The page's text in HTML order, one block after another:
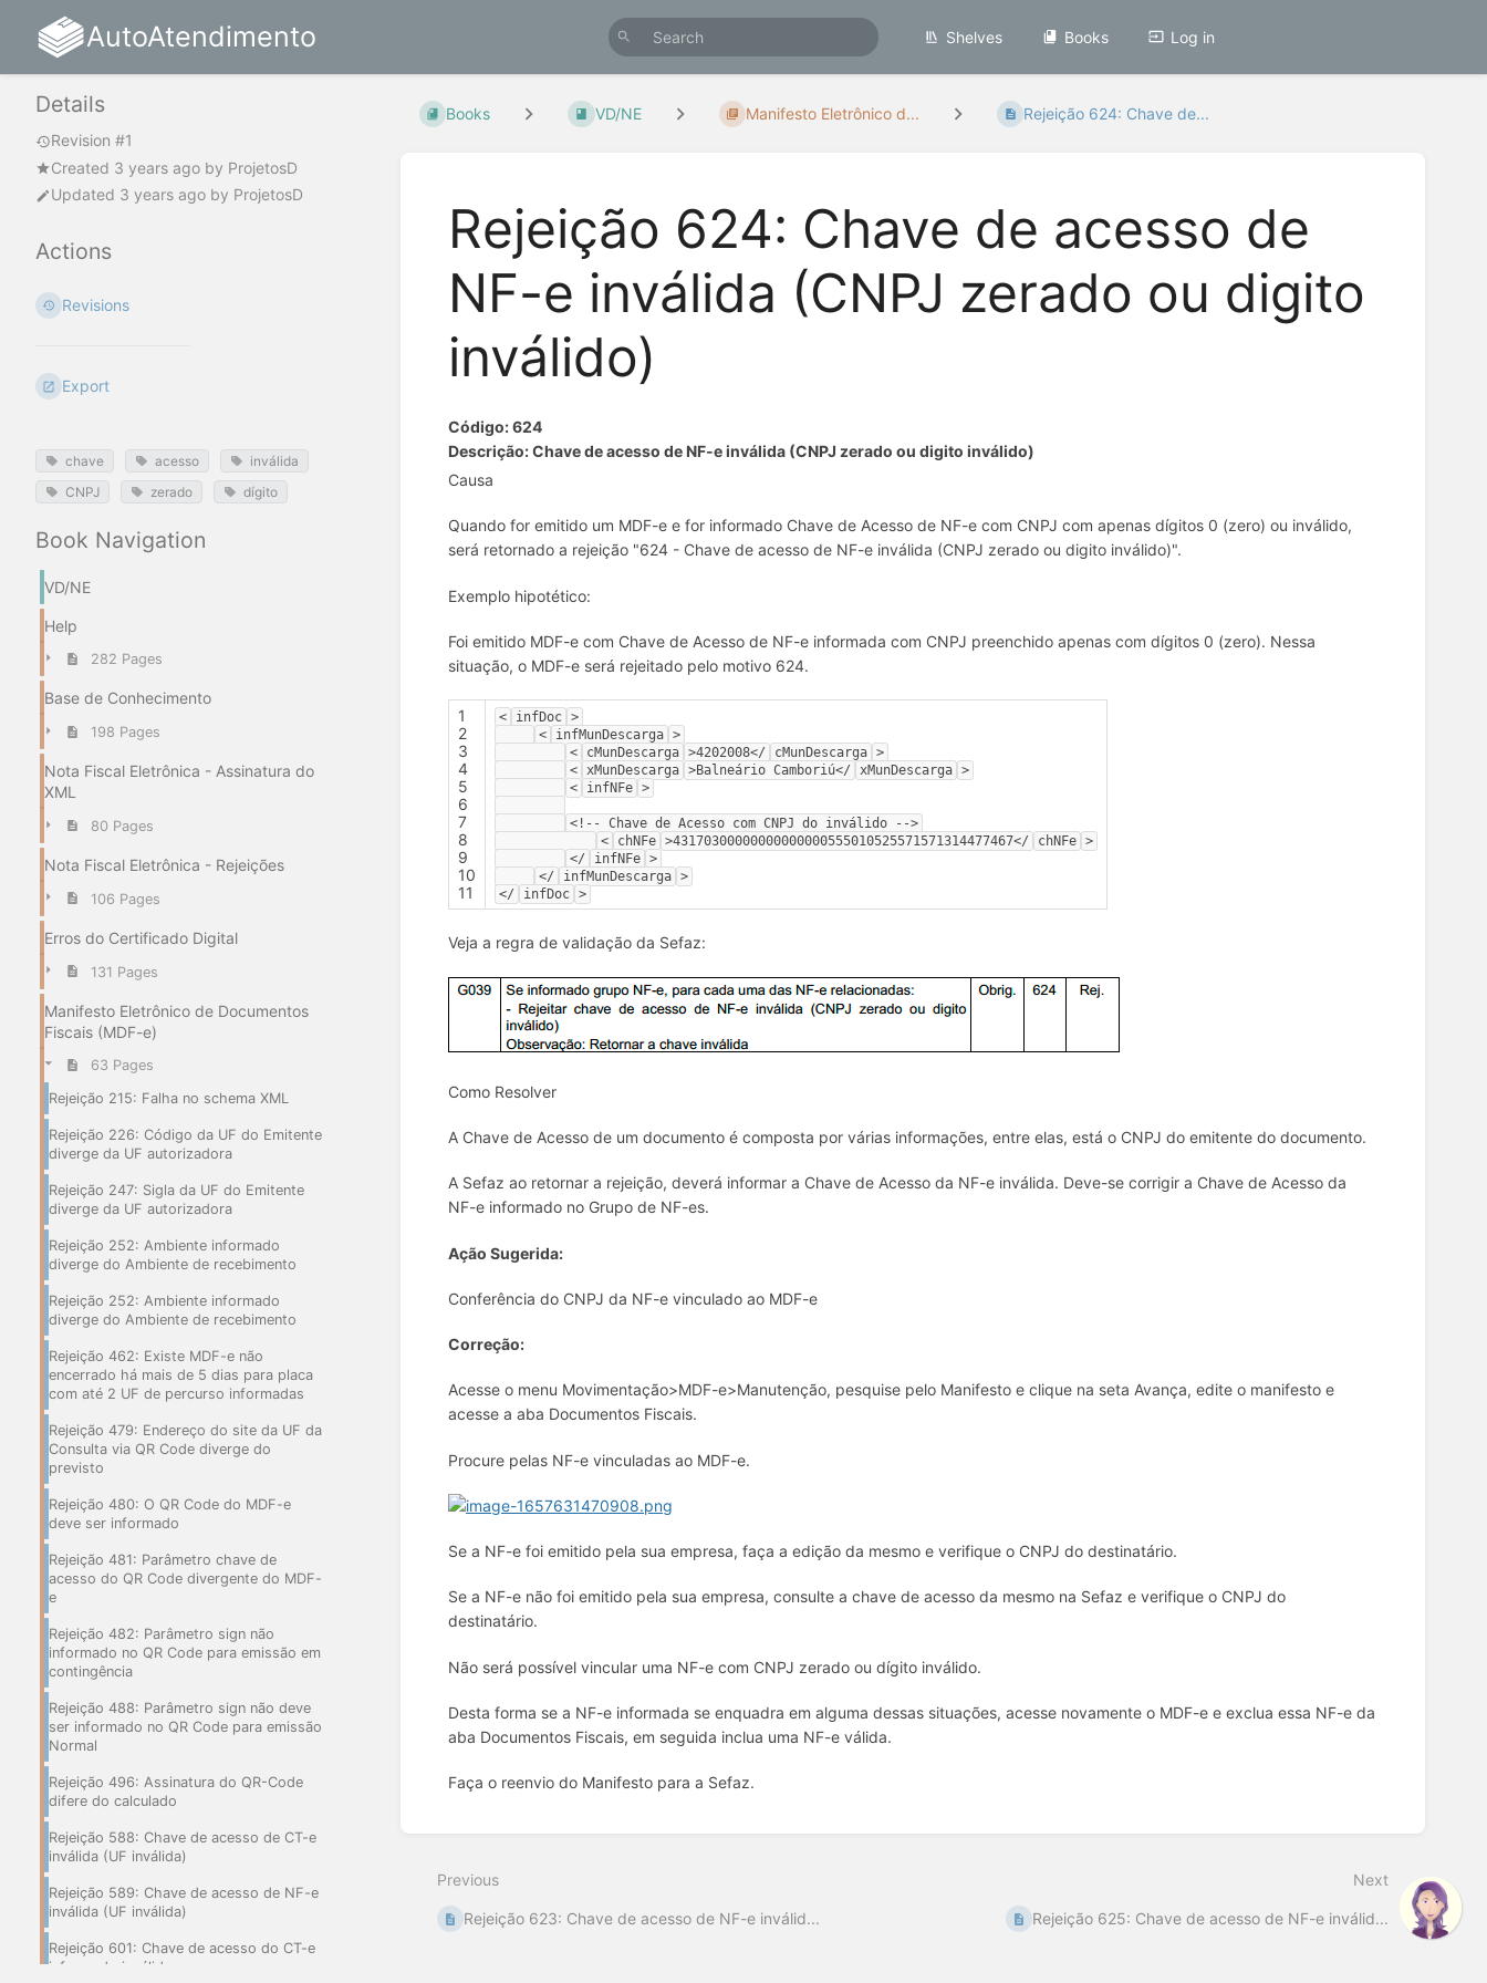
AutoAtendimento Shelves Books Log in
Details
Revision #1
Created 3 years ago by ProjetosD
Updated 3 years ago by ProjetosD
Actions
Revisions
Export
chave acesso
inválida
CNPJ
zerado dígito
Book Navigation
VD/NE
Help
282 Pages
Base de Conhecimento
198 Pages
Nota Fiscal Eletrônica - Assinatura do
XML
80 Pages
Nota Fiscal Eletrônica - Rejeições
106 Pages
Erros do Certificado Digital
131 Pages
Manifesto Eletrônico de Documentos
Fiscais (MDF-e)
63 Pages
Rejeição 215: Falha no schema XML
Rejeição 226: Código da UF do Emitente
diverge da UF autorizadora
Rejeição 247: Sigla da UF do Emitente
diverge da UF autorizadora
Rejeição 252: Ambiente informado
diverge do Ambiente de recebimento
Rejeição 252: Ambiente informado
diverge do Ambiente de recebimento
Rejeição 462: Existe MDF-e não
encerrado há mais de 5 dias para placa
com até 2 UF de percurso informadas
Rejeição 479: Endereço do site da UF da
Consulta via QR Code diverge do
previsto
Rejeição 480: O QR Code do MDF-e
deve ser informado
Rejeição 481: Parâmetro chave de
acesso do QR Code divergente do MDF-
e
Rejeição 482: Parâmetro sign não
informado no QR Code para emissão em
contingência
Rejeição 488: Parâmetro sign não deve
ser informado no QR Code para emissão
Normal
Rejeição 496: Assinatura do QR-Code
difere do calculado
Rejeição 588: Chave de acesso de CT-e
inválida (UF inválida)
Rejeição 589: Chave de acesso de NF-e
inválida (UF inválida)
Rejeição 601: Chave de acesso do CT-e
informado inválida
Books VD/NE Manifesto Eletrônico d... Rejeição 624: Chave de...
Rejeição 624: Chave de acesso de
NF-e inválida (CNPJ zerado ou digito
inválido)
Código: 624
Descrição: Chave de acesso de NF-e inválida (CNPJ zerado ou digito inválido)
Causa
Quando for emitido um MDF-e e for informado Chave de Acesso de NF-e com CNPJ com apenas dígitos 0 (zero) ou inválido,
será retornado a rejeição "624 - Chave de acesso de NF-e inválida (CNPJ zerado ou digito inválido)".
Exemplo hipotético:
Foi emitido MDF-e com Chave de Acesso de NF-e informada com CNPJ preenchido apenas com dígitos 0 (zero). Nessa
situação, o MDF-e será rejeitado pelo motivo 624.
1
2
3
4
5
6
7
8
9
10
11
< infDoc >
<
infMunDescarga >
<
cMunDescarga >4202008</ cMunDescarga >
< xMunDescarga >Balneário Camboriú</ xMunDescarga >
<
infNFe >
<!-- Chave de Acesso com CNPJ do inválido -->
<
chNFe >43170300000000000000555010525571571314477467</ chNFe >
</
infNFe >
</
infMunDescarga >
</
infDoc >
Veja a regra de validação da Sefaz:
Como Resolver
A Chave de Acesso de um documento é composta por várias informações, entre elas, está o CNPJ do emitente do documento.
A Sefaz ao retornar a rejeição, deverá informar a Chave de Acesso da NF-e inválida. Deve-se corrigir a Chave de Acesso da
NF-e informado no Grupo de NF-es.
Ação Sugerida:
Conferência do CNPJ da NF-e vinculado ao MDF-e
Correção:
Acesse o menu Movimentação>MDF-e>Manutenção, pesquise pelo Manifesto e clique na seta Avança, edite o manifesto e
acesse a aba Documentos Fiscais.
Procure pelas NF-e vinculadas ao MDF-e.
Se a NF-e foi emitido pela sua empresa, faça a edição da mesmo e verifique o CNPJ do destinatário.
Se a NF-e não foi emitido pela sua empresa, consulte a chave de acesso da mesmo na Sefaz e verifique o CNPJ do
destinatário.
Não será possível vincular uma NF-e com CNPJ zerado ou dígito inválido.
Desta forma se a NF-e informada se enquadra em alguma dessas situações, acesse novamente o MDF-e e exclua essa NF-e da
aba Documentos Fiscais, em seguida inclua uma NF-e válida.
Faça o reenvio do Manifesto para a Sefaz.
mode
Previous
Rejeição 623: Chave de acesso de NF-e inválid...
Next
Rejeição 625: Chave de acesso de NF-e inválid...